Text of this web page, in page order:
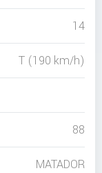
14
T (190 km/h)
88
MATADOR